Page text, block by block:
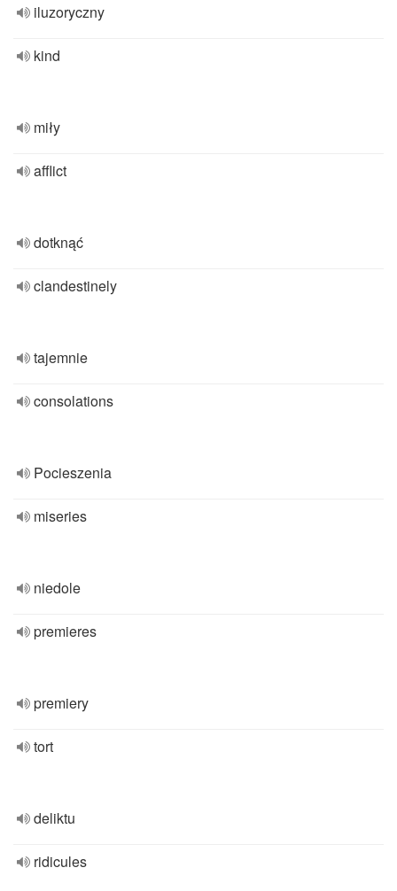
iluzoryczny
kind
miły
afflict
dotknąć
clandestinely
tajemnie
consolations
Pocieszenia
miseries
niedole
premieres
premiery
tort
deliktu
ridicules